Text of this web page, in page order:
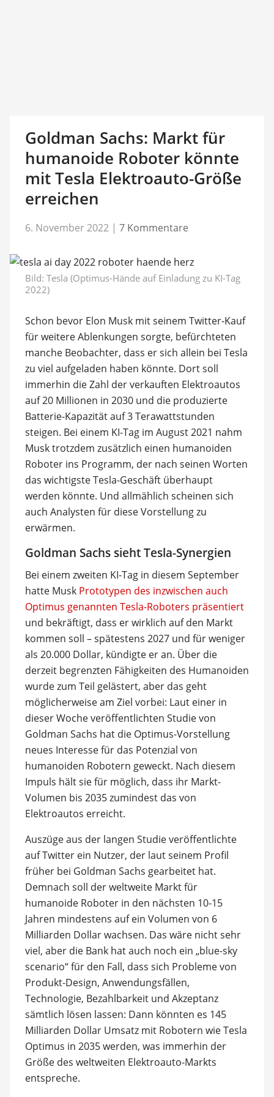
Goldman Sachs: Markt für
humanoide Roboter könnte
mit Tesla Elektroauto-Größe
erreichen
6. November 2022 | 7 Kommentare
Bild: Tesla (Optimus-Hände auf Einladung zu KI-Tag
2022)
Schon bevor Elon Musk mit seinem Twitter-Kauf
für weitere Ablenkungen sorgte, befürchteten
manche Beobachter, dass er sich allein bei Tesla
zu viel aufgeladen haben könnte. Dort soll
immerhin die Zahl der verkauften Elektroautos
auf 20 Millionen in 2030 und die produzierte
Batterie-Kapazität auf 3 Terawattstunden
steigen. Bei einem KI-Tag im August 2021 nahm
Musk trotzdem zusätzlich einen humanoiden
Roboter ins Programm, der nach seinen Worten
das wichtigste Tesla-Geschäft überhaupt
werden könnte. Und allmählich scheinen sich
auch Analysten für diese Vorstellung zu
erwärmen.
Goldman Sachs sieht Tesla-Synergien
Bei einem zweiten KI-Tag in diesem September
hatte Musk Prototypen des inzwischen auch
Optimus genannten Tesla-Roboters präsentiert
und bekräftigt, dass er wirklich auf den Markt
kommen soll – spätestens 2027 und für weniger
als 20.000 Dollar, kündigte er an. Über die
derzeit begrenzten Fähigkeiten des Humanoiden
wurde zum Teil gelästert, aber das geht
möglicherweise am Ziel vorbei: Laut einer in
dieser Woche veröffentlichten Studie von
Goldman Sachs hat die Optimus-Vorstellung
neues Interesse für das Potenzial von
humanoiden Robotern geweckt. Nach diesem
Impuls hält sie für möglich, dass ihr Markt-
Volumen bis 2035 zumindest das von
Elektroautos erreicht.
Auszüge aus der langen Studie veröffentlichte
auf Twitter ein Nutzer, der laut seinem Profil
früher bei Goldman Sachs gearbeitet hat.
Demnach soll der weltweite Markt für
humanoide Roboter in den nächsten 10-15
Jahren mindestens auf ein Volumen von 6
Milliarden Dollar wachsen. Das wäre nicht sehr
viel, aber die Bank hat auch noch ein „blue-sky
scenario“ für den Fall, dass sich Probleme von
Produkt-Design, Anwendungsfällen,
Technologie, Bezahlbarkeit und Akzeptanz
sämtlich lösen lassen: Dann könnten es 145
Milliarden Dollar Umsatz mit Robotern wie Tesla
Optimus in 2035 werden, was immerhin der
Größe des weltweiten Elektroauto-Markts
entspreche.